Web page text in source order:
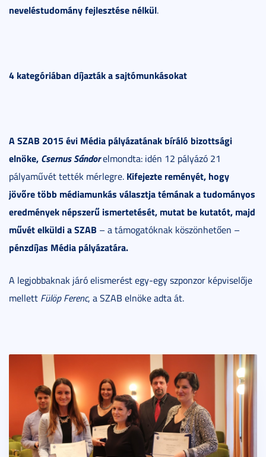
neveléstudomány fejlesztése nélkül.
4 kategóriában díjazták a sajtómunkásokat
A SZAB 2015 évi Média pályázatának bíráló bizottsági
elnöke, Csernus Sándorelmondta: idén 12 pályázó 21
pályaművét tették mérlegre. Kifejezte reményét, hogy
jövőre több médiamunkás választja témának a tudományos
eredmények népszerű ismertetését, mutat be kutatót, majd
művét elküldi a SZAB – a támogatóknak köszönhetően –
pénzdíjas Média pályázatára.
A legjobbaknak járó elismerést egy-egy szponzor képviselője
mellett Fülöp Ferenc, a SZAB elnöke adta át.